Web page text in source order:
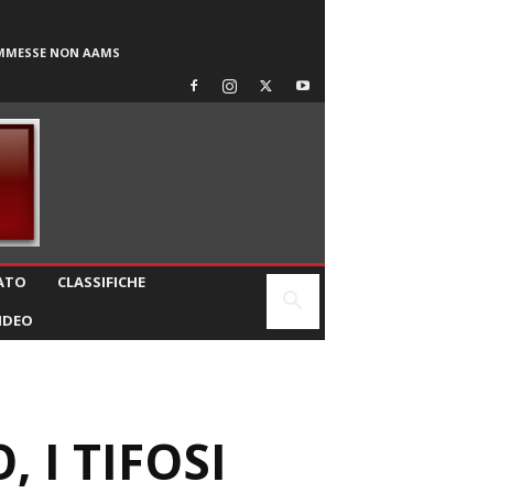
NON AAMS
CLASSIFICHE
I TIFOSI